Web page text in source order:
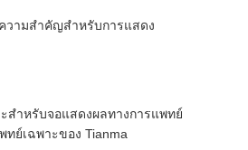
วามสำคัญสำหรับการแสดง
ำหรับจอแสดงผลทางการแพทย์
ย์เฉพาะของ Tianma